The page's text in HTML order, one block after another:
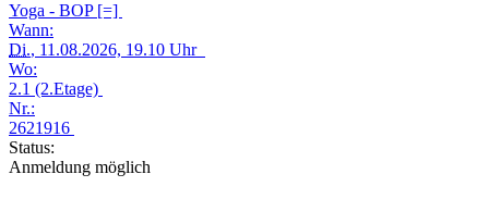
Yoga - BOP [=]
Wann:
Di., 11.08.2026, 19.10 Uhr
Wo:
2.1 (2.Etage)
Nr.:
2621916
Status:
Anmeldung möglich